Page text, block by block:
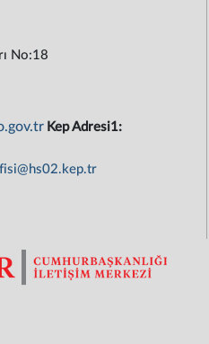
No:18
Kep Adresi1: